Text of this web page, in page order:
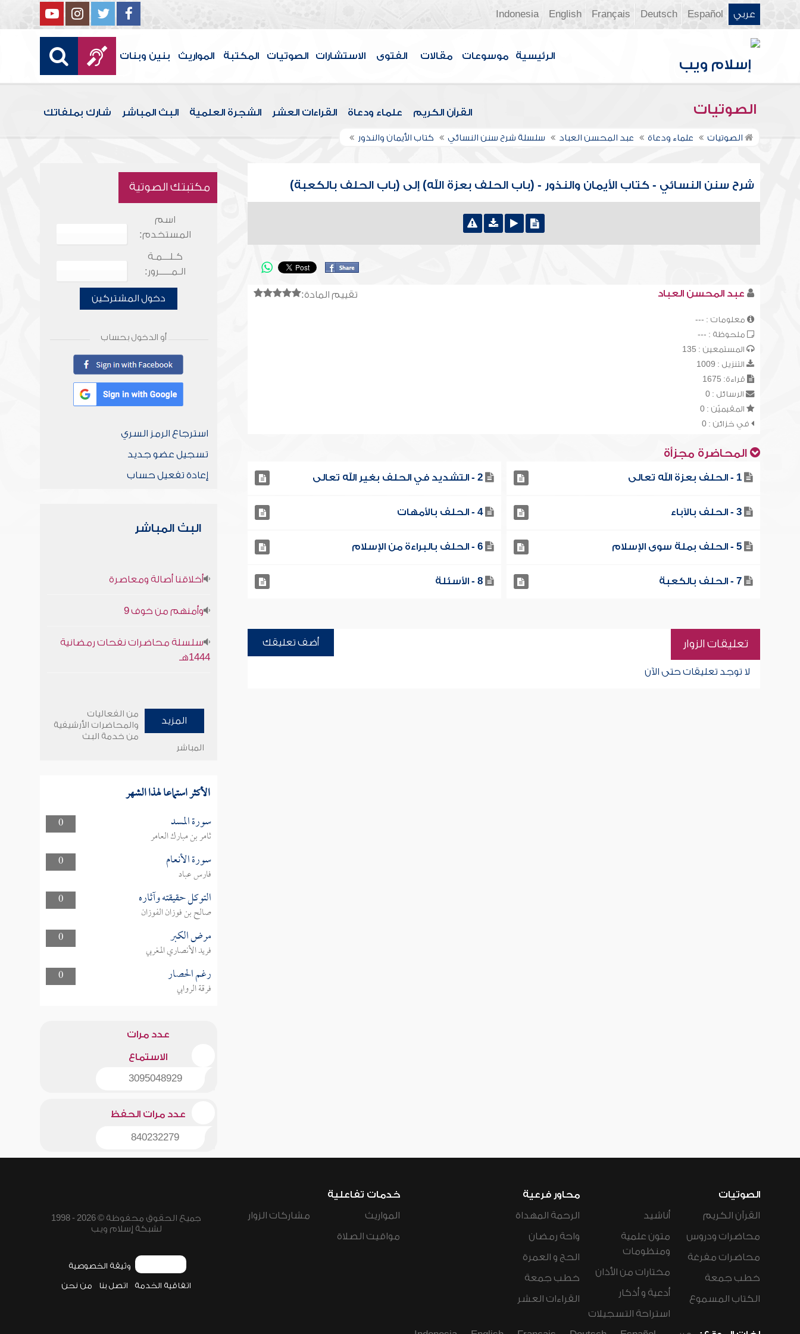
عربي Español
Deutsch
Français
English
Indonesia
الرئيسية موسوعات مقالات الفتوى الاستشارات الصوتيات المكتبة المواريث بنين وبنات
الصوتيات القرآن الكريم علماء ودعاة القراءات العشر الشجرة العلمية البث المباشر شارك بملفاتك
الصوتيات علماء ودعاة عبد المحسن العباد سلسلة شرح سنن النسائي كتاب الأيمان والنذور
شرح سنن النسائي - كتاب الأيمان والنذور - (باب الحلف بعزة الله) إلى (باب الحلف بالكعبة)
تقييم المادة: عبد المحسن العباد
معلومات : ---
ملحوظة : ---
المستمعين : 135
التنزيل : 1009
قراءة: 1675
الرسائل : 0
المقيميّن : 0
في خزائن : 0
المحاضرة مجزأة
1 - الحلف بعزة الله تعالى 2 - التشديد في الحلف بغير الله تعالى
3 - الحلف بالآباء 4 - الحلف بالأمهات
5 - الحلف بملة سوى الإسلام 6 - الحلف بالبراءة من الإسلام
7 - الحلف بالكعبة 8 - الأسئلة
تعليقات الزوار أضف تعليقك
لا توجد تعليقات حتى الآن
مكتبتك الصوتية
اسم
المستخدم:
كـلـــمـة
الـمـــــرور:
دخول المشتركين
أو الدخول بحساب
استرجاع الرمز السري
تسجيل عضو جديد
إعادة تفعيل حساب
البث المباشر
أخلاقنا أصالة ومعاصرة
وأمنهم من خوف 9
سلسلة محاضرات نفحات رمضانية
1444هـ
المزيد
من الفعاليات
والمحاضرات الأرشيفية
من خدمة البث
المباشر
الأكثر استماعا لهذا الشهر
0 سورة المسد
ثامر بن مبارك العامر
0
سورة الأنعام
فارس عباد
0
التوكل حقيقته وآثاره
صالح بن فوزان الفوزان
0
مرض الكبر
فريد الأنصاري المغربي
0
رغم الحصار
فرقة الروابي
عدد مرات
الاستماع
3095048929
عدد مرات الحفظ
840232279
الصوتيات
القرآن الكريم
محاضرات ودروس
محاضرات مفرغة
خطب جمعة
الكتاب المسموع
أناشيد
متون علمية
ومنظومات
مختارات من الأذان
أدعية و أذكار
استراحة التسجيلات
محاور فرعية
الرحمة المهداة
واحة رمضان
الحج و العمرة
خطب جمعة
القراءات العشر
خدمات تفاعلية
المواريث
مواقيت الصلاة
مشاركات الزوار
جميع الحقوق محفوظة © 2026 - 1998
لشبكة إسلام ويب
وثيقة الخصوصية
اتفاقية الخدمة اتصل بنا من نحن